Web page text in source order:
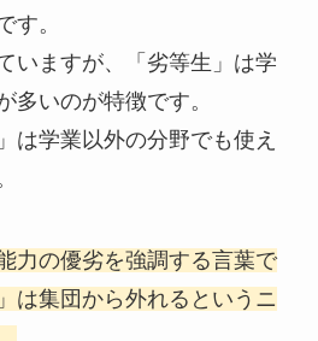
す。
いますが、「劣等生」は学
多いのが特徴です。
は学業以外の分野でも使え
力の優劣を強調する言葉で
は集団から外れるというニ